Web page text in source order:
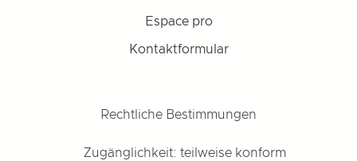
Espace pro
Kontaktformular
Rechtliche Bestimmungen
Zugänglichkeit: teilweise konform